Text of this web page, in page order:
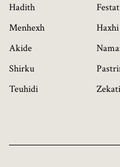
Hadith
Menhexh
Akide
Shirku
Teuhidi
Festat
Haxhi
Zekati